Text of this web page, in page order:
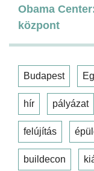
Obama
központ
Budapest
hír pályázat
felújítás
buildecon